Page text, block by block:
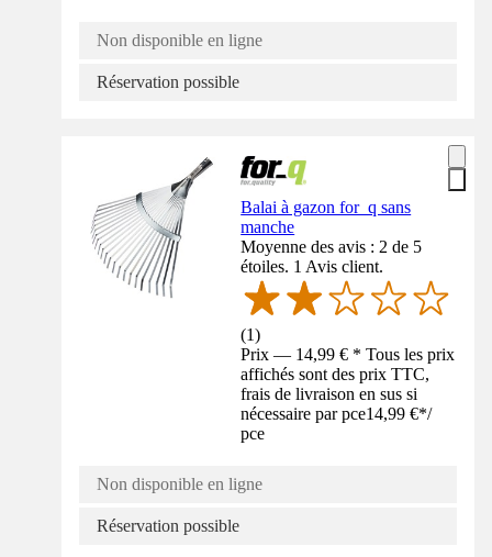
Non disponible en ligne
Réservation possible
Balai à gazon for_q sans
manche
Moyenne des avis : 2 de 5
étoiles. 1 Avis client.
(1)
Prix — 14,99 € * Tous les prix
affichés sont des prix TTC,
frais de livraison en sus si
nécessaire par pce14,99 €*/
pce
Non disponible en ligne
Réservation possible